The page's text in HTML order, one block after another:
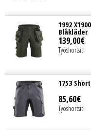
1992
Blåkläder
139,00€
Työshortsit
1753
85,60€
Työshortsit